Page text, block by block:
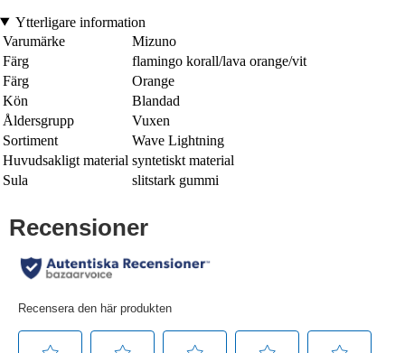
Ytterligare information
Varumärke
Mizuno
Färg
flamingo korall/lava orange/vit
Färg
Orange
Kön
Blandad
Åldersgrupp
Vuxen
Sortiment
Wave Lightning
Huvudsakligt material syntetiskt material
Sula
slitstark gummi